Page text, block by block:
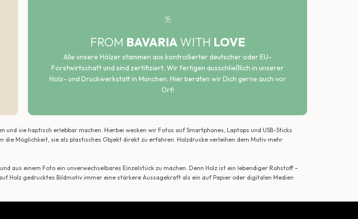
FROM BAVARIA WITH LOVE
Alle unsere Hölzer stammen aus kontrollierter deutscher oder EU-
Forstwirtschaft und sind zertifiziert. Wir fertigen ausschließlich in unserer
Holz- und Druckwerkstatt in München. Hier beraten wir Dich gerne auch vor
Ort!
sie haptisch erlebbar machen. Hierbei wecken wir Fotos auf Smartphones, Laptops und USB-Sticks
Möglichkeit, sie als plastisches Objekt direkt zu erfahren. Holzdrucke verleihen dem Motiv mehr
aus einem Foto ein unverwechselbares Einzelstück zu machen. Denn Holz ist ein lebendiger Rohstoff –
Holz gedrucktes Bildmotiv immer eine stärkere Aussagekraft als ein auf Papier oder digitalen Medien